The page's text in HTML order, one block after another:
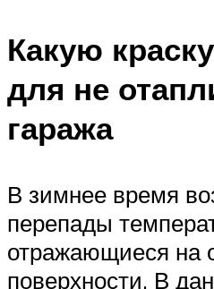
Какую
для не
гаража
В зимнее время
перепады
отражающиеся на
поверхности. В